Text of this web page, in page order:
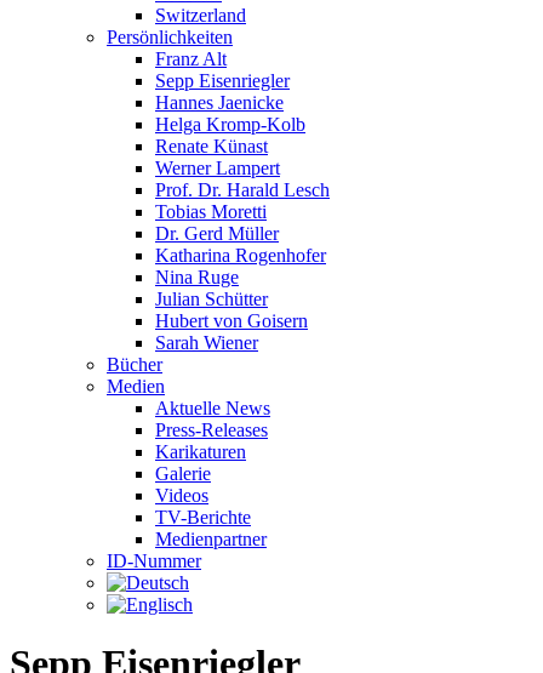
Switzerland
Persönlichkeiten
Franz Alt
Sepp Eisenriegler
Hannes Jaenicke
Helga Kromp-Kolb
Renate Künast
Werner Lampert
Prof. Dr. Harald Lesch
Tobias Moretti
Dr. Gerd Müller
Katharina Rogenhofer
Nina Ruge
Julian Schütter
Hubert von Goisern
Sarah Wiener
Bücher
Medien
Aktuelle News
Press-Releases
Karikaturen
Galerie
Videos
TV-Berichte
Medienpartner
ID-Nummer
Sepp Eisenriegler